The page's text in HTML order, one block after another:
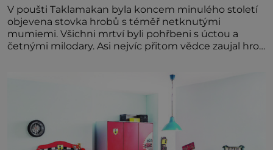
V poušti Taklamakan byla koncem minulého století
objevena stovka hrobů s téměř netknutými
mumiemi. Všichni mrtví byli pohřbeni s úctou a
četnými milodary. Asi nejvíc přitom vědce zaujal hrob
dávných lidí nesmírně dobře zachovalá, přičítají
odborníci zdejším klimatickým podmínkám. Sucho,